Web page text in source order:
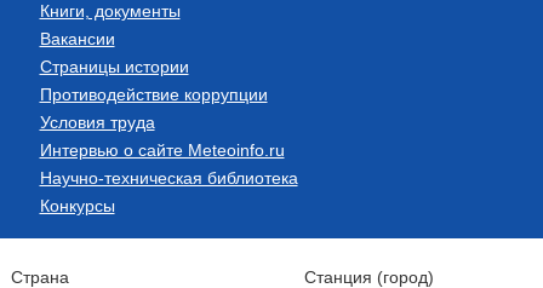
Книги, документы
Вакансии
Страницы истории
Противодействие коррупции
Условия труда
Интервью о сайте Meteoinfo.ru
Научно-техническая библиотека
Конкурсы
Страна Станция (город)